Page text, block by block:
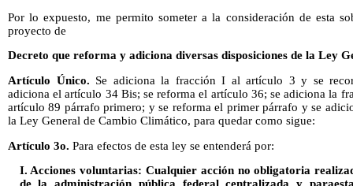
Por lo expuesto, me permito someter a la consideración de esta
proyecto de
Decreto que reforma y adiciona diversas disposiciones de la Ley
Artículo Único. Se adiciona la fracción I al artículo 3 y se
adiciona el artículo 34 Bis; se reforma el artículo 36; se adiciona la
artículo 89 párrafo primero; y se reforma el primer párrafo y se
la Ley General de Cambio Climático, para quedar como sigue:
Artículo 3o. Para efectos de esta ley se entenderá por:
I. Acciones voluntarias: Cualquier acción no obligatoria